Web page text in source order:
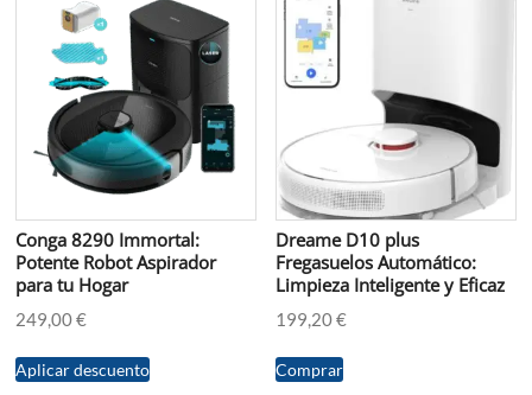
Conga 8290 Immortal:
Potente Robot Aspirador
para tu Hogar
249,00€
Aplicar descuento
Dreame D10 plus
Fregasuelos Automático:
Limpieza Inteligente y Eficaz
199,20€
Comprar